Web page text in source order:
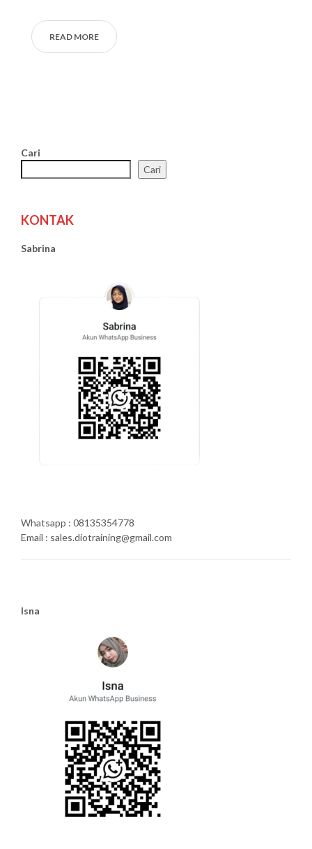
READ MORE
Cari
Cari
KONTAK
Sabrina
Whatsapp : 08135354778
Email : sales.diotraining@gmail.com
Isna